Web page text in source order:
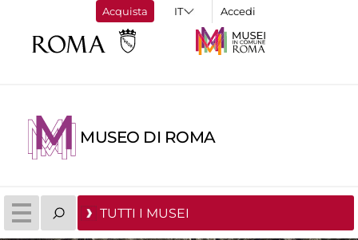
Acquista Accedi
MUSEO DI ROMA
TUTTI I MUSEI